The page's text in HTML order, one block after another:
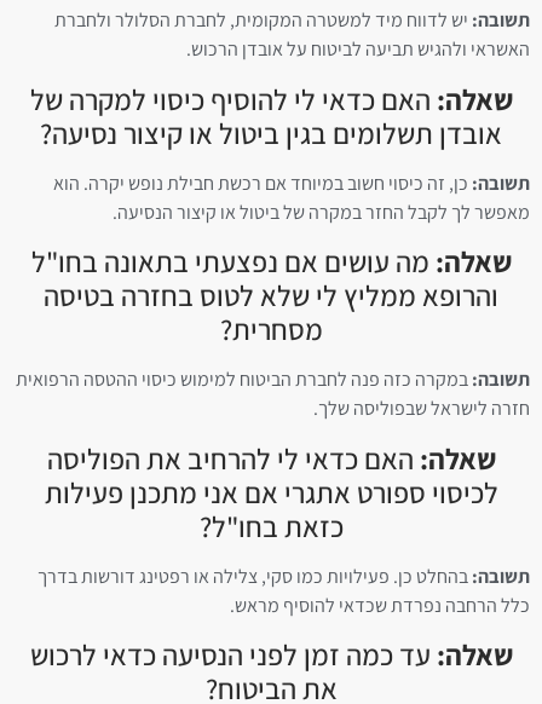
תשובה: יש לדווח מיד למשטרה המקומית, לחברת הסלולר ולחברת
האשראי ולהגיש תביעה לביטוח על אובדן הרכוש.
שאלה: האם כדאי לי להוסיף כיסוי למקרה של
אובדן תשלומים בגין ביטול או קיצור נסיעה?
תשובה: כן, זה כיסוי חשוב במיוחד אם רכשת חבילת נופש יקרה. הוא
מאפשר לך לקבל החזר במקרה של ביטול או קיצור הנסיעה.
שאלה: מה עושים אם נפצעתי בתאונה בחו"ל
והרופא ממליץ לי שלא לטוס בחזרה בטיסה
מסחרית?
תשובה:במקרה כזה פנה לחברת הביטוח למימוש כיסוי ההטסה הרפואית
חזרה לישראל שבפוליסה שלך.
שאלה: האם כדאי לי להרחיב את הפוליסה
לכיסוי ספורט אתגרי אם אני מתכנן פעילות
כזאת בחו"ל?
תשובה:בהחלט כן. פעילויות כמו סקי, צלילה או רפטינג דורשות בדרך
כלל הרחבה נפרדת שכדאי להוסיף מראש.
שאלה: עד כמה זמן לפני הנסיעה כדאי לרכוש
את הביטוח?